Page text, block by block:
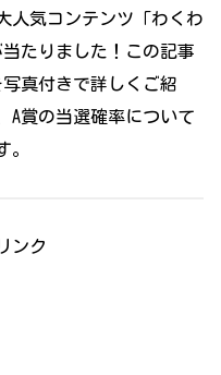
人気コンテンツ「わくわ
たりました！この記事
真付きで詳しくご紹
A賞の当選確率について
。
ンク